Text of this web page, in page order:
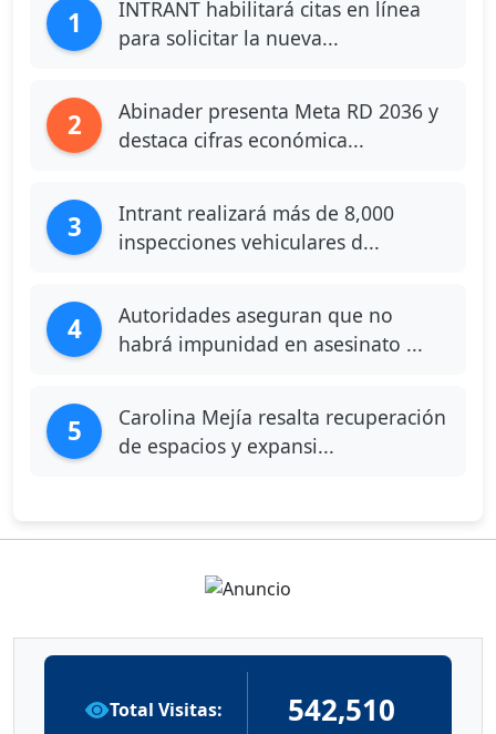
1
INTRANT habilitará citas en línea
para solicitar la nueva...
2
Abinader presenta Meta RD 2036 y
destaca cifras económica...
3
Intrant realizará más de 8,000
inspecciones vehiculares d...
4
Autoridades aseguran que no
habrá impunidad en asesinato ...
5
Carolina Mejía resalta recuperación
de espacios y expansi...
Total Visitas: 542,510